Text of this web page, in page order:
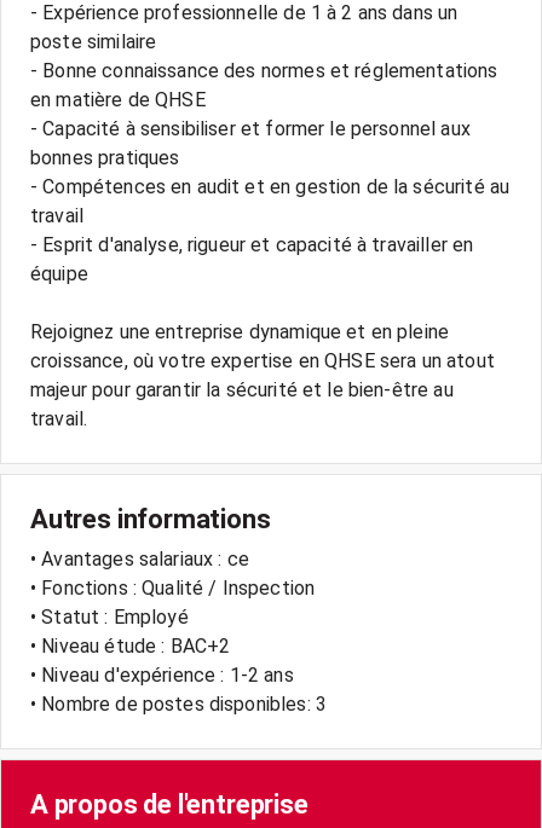
- Expérience professionnelle de 1 à 2 ans dans un
poste similaire
- Bonne connaissance des normes et réglementations
en matière de QHSE
- Capacité à sensibiliser et former le personnel aux
bonnes pratiques
- Compétences en audit et en gestion de la sécurité au
travail
- Esprit d'analyse, rigueur et capacité à travailler en
équipe
Rejoignez une entreprise dynamique et en pleine
croissance, où votre expertise en QHSE sera un atout
majeur pour garantir la sécurité et le bien-être au
Autres informations
• Avantages salariaux : ce
• Fonctions : Qualité / Inspection
• Statut : Employé
• Niveau étude : BAC+2
• Niveau d'expérience : 1-2 ans
• Nombre de postes disponibles: 3
A propos de l'entreprise